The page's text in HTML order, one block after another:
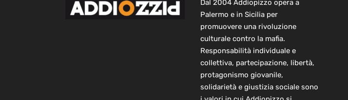
Dal 2004 Addiopizzo opera a
Palermo e in Sicilia per
promuovere una rivoluzione
culturale contro la mafia.
Responsabilità individuale e
collettiva, partecipazione, libertà,
protagonismo giovanile,
solidarietà e giustizia sociale sono